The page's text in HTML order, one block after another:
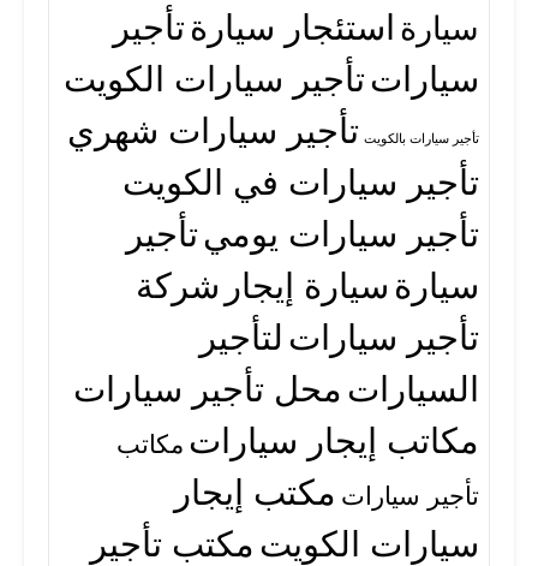
سيارةاستئجار سيارةتأجير
سياراتتأجير سيارات الكويت
تأجير سيارات بالكويت تأجير سيارات شهري
تأجير سيارات في الكويت
تأجير سيارات يوميتأجير
سيارة سيارة إيجار شركة
تأجير سياراتلتأجير
السياراتمحل تأجير سيارات
مكاتب إيجار سيارات مكاتب
تأجير سيارات مكتب إيجار
سيارات الكويتمكتب تأجير